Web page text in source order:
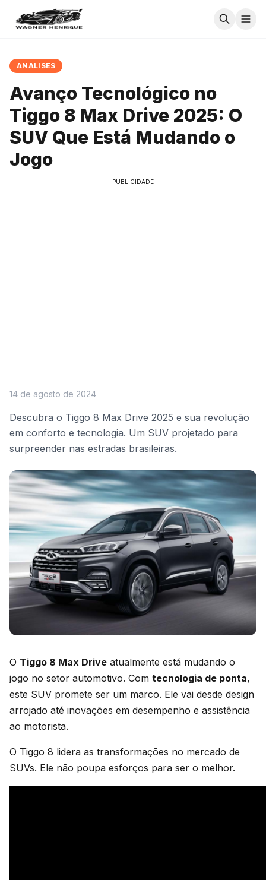
ANALISES
Avanço Tecnológico no
Tiggo 8 Max Drive 2025: O
SUV Que Está Mudando o
Jogo
PUBLICIDADE
14 de agosto de 2024
Descubra o Tiggo 8 Max Drive 2025 e sua revolução
em conforto e tecnologia. Um SUV projetado para
surpreender nas estradas brasileiras.
O Tiggo 8 Max Drive atualmente está mudando o
jogo no setor automotivo. Com tecnologia de ponta,
este SUV promete ser um marco. Ele vai desde design
arrojado até inovações em desempenho e assistência
ao motorista.
O Tiggo 8 lidera as transformações no mercado de
SUVs. Ele não poupa esforços para ser o melhor.